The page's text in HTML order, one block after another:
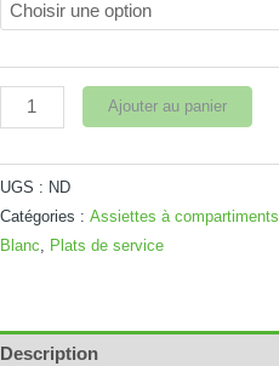
Ajouter au panier
UGS : ND
Catégories : Assiettes à compartiments
Blanc
Plats de service
Description